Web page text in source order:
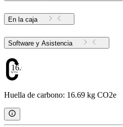
En la caja
Software y Asistencia
16.69
Huella de carbono: 16.69 kg CO2e